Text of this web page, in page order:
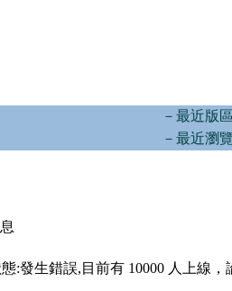
－最近版
－最近瀏
:發生錯誤,目前有 10000 人上線